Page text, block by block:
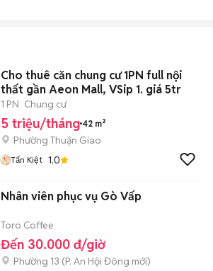
Cho thuê căn chung cư 1PN full nội
thất gần Aeon Mall, VSip 1. giá 5tr
1 PN Chung cư
5 triệu/tháng 42 m²
Phường Thuận Giao
Tấn Kiệt 1.0
Nhân viên phục vụ Gò Vấp
Toro Coffee
Đến 30.000 đ/giờ
Phường 13 (P. An Hội Đông mới)